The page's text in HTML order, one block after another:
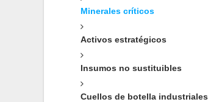
Minerales críticos
Activos estratégicos
Insumos no sustituibles
Cuellos de botella industriales